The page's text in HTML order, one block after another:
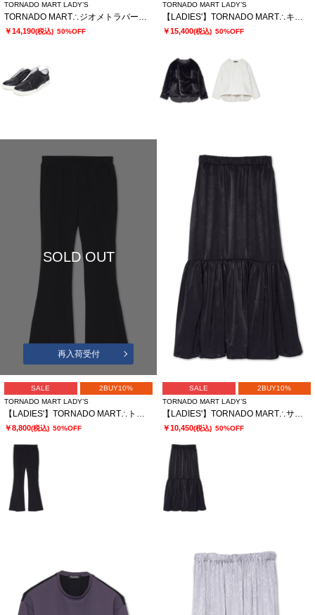
TORNADO MART LADY’S
TORNADO MART∴ジオメトラバースリッポン
￥14,190(税込) 50%OFF
TORNADO MART LADY’S
【LADIES'】TORNADO MART∴キルティングファー切替ブルゾン
￥15,400(税込) 50%OFF
SOLD OUT
再入荷受付
SALE
2BUY10%
TORNADO MART LADY’S
￥8,800(税込) 50%OFF
SALE
2BUY10%
TORNADO MART LADY’S
￥10,450(税込) 50%OFF